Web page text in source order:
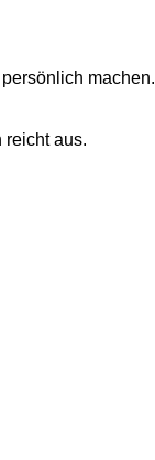
machen.
reicht aus.